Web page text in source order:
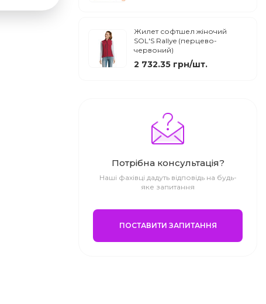
Жилет софтшел жіночий
SOL'S Rallye (перцево-
червоний)
2 732.35 грн/шт.
Потрібна консультація?
Наші фахівці дадуть відповідь на будь-
яке запитання
ПОСТАВИТИ ЗАПИТАННЯ